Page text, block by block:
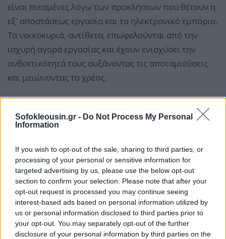
Sofokleousin.gr - Do Not Process My Personal
Information
If you wish to opt-out of the sale, sharing to third parties, or
processing of your personal or sensitive information for
targeted advertising by us, please use the below opt-out
section to confirm your selection. Please note that after your
opt-out request is processed you may continue seeing
interest-based ads based on personal information utilized by
us or personal information disclosed to third parties prior to
your opt-out. You may separately opt-out of the further
disclosure of your personal information by third parties on the
είναι πιεσμένες λόγω των προκλήσεων που θέτουν η
εξ' αποστάσεως εργασία και το ηλεκτρονικό εμπόριο.
Τα νοικοκυριά, αντίθετα, επωφελούνται από την
ισχυρή αγορά εργασίας και έχουν ενισχύσει την
ανθεκτικότητά τους αυξάνοντας τις αποταμιεύσεις
και μειώνοντας το χρέος.
είναι μέχρι στιγμής σταδιακή, οι μικρομεσαίες
εισόδημα θα μπορούσαν να αντιμετωπίσουν πιέσεις
εάν η ανάπτυξη επιβραδυνθεί περισσότερο από ό,τι
αναμένεται επί του παρόντος, γεγονός που θα
μπορούσε, με τη σειρά του, να επηρεάσει αρνητικά
την ποιότητα του ενεργητικού των τραπεζών. Οι
ζημίες από τα ανοίγματα των πιστωτικών ιδρυμάτων
σε εμπορικά ακίνητα, όπως εκτιμά η ΕΚΤ,